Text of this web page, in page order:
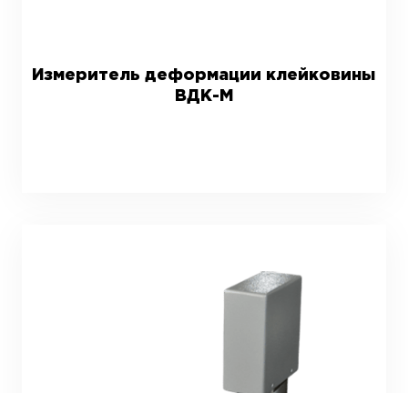
Измеритель деформации клейковины
ВДК-М